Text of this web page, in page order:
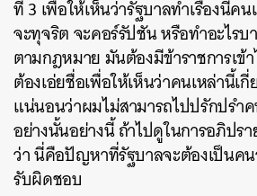
ที่ 3 เพื่อให้เห็นว่ารัฐบาลทำเรื่องนี้ค
จะทุจริต จะคอร์รัปชัน หรือทำอะไรบ
ตามกฎหมาย มันต้องมีข้าราชการเข้
ต้องเอ่ยชื่อเพื่อให้เห็นว่าคนเหล่านี้เกี่
แน่นอนว่าผมไม่สามารถไปปรักปรำ
อย่างนั้นอย่างนี้ ถ้าไปดูในการอภิปร
ว่า นี่คือปัญหาที่รัฐบาลจะต้องเป็นค
รับผิดชอบ